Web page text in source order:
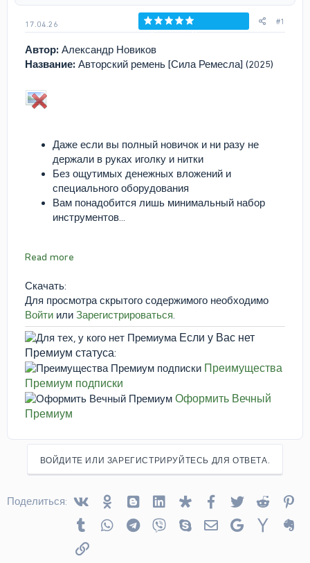
ы
л
17.04.26
Голосов: 0
#1
Автор: Александр Новиков
Название: Авторский ремень [Сила Ремесла] (2025)
Даже если вы полный новичок и ни разу не
держали в руках иголку и нитки
Без ощутимых денежных вложений и
специального оборудования
Вам понадобится лишь минимальный набор
инструментов...
Read more
Скачать:
Для просмотра скрытого содержимого необходимо
Войти или Зарегистрироваться
Если у Вас нет
Премиум статуса:
Преимущества
Премиум подписки
Оформить Вечный
Премиум
ВОЙДИТЕ ИЛИ ЗАРЕГИСТРИРУЙТЕСЬ ДЛЯ ОТВЕТА.
Поделиться: VkontakteOdnoklassniki
Blogger Linked InDiasporaFacebook
TwitterReddit
Tumblr WhatsAppTelegram
Viber SkypeЭлектронная почта
Google Yahoo
Ссылка